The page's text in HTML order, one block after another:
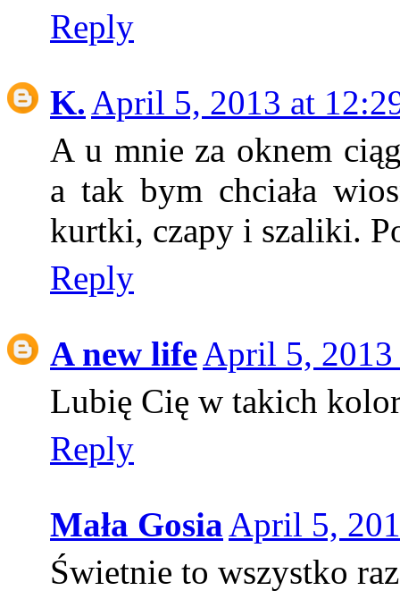
Reply
K. April 5, 2013 at
A u mnie za oknem
a tak bym chciała
kurtki, czapy i szaliki.
Reply
A new lifeApril 5, 2013
Lubię Cię w takich
Reply
Mała GosiaApril 5,
Świetnie to wszystko